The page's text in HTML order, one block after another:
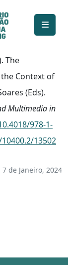
The
Context of
(Eds).
Multimedia in
978-1-
13502
de Janeiro, 2024